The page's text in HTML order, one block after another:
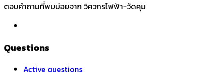
ตอบคำถามที่พบบ่อยจาก วิศวกรไฟฟ้า-วัดคุม
Questions
Active questions